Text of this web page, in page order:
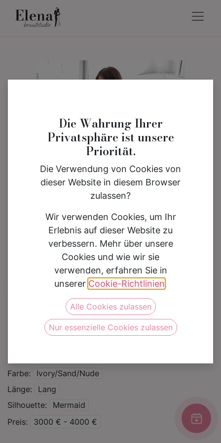
Brautkleid Neda
Auf die Wunschliste
Farbe
Ivory/Sand/Nude
Länge
Lang
Silhouette
Mermaid
Preis
3000 € - 4000 €
Die Wahrung Ihrer
Privatsphäre ist unsere
Priorität.
Die Verwendung von Cookies von
dieser Website in diesem Browser
zulassen?
Wir verwenden Cookies, um Ihr
Erlebnis auf dieser Website zu
verbessern. Mehr über unsere
Cookies und wie wir sie
verwenden, erfahren Sie in
unserer Cookie-Richtlinien.
Alle Cookies zulassen
Nur essenzielle Cookies zulassen